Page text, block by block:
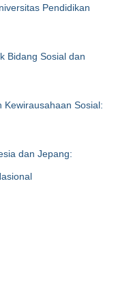
Pendidikan
Bidang Sosial dan
Kewirausahaan Sosial:
dan Jepang: